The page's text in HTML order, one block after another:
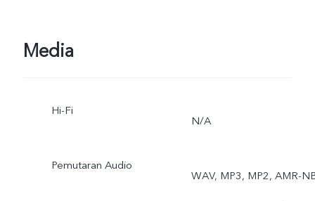
Video
Media
Hi-Fi
N/A
Pemutaran Audio
WAV, MP3, MP2, AMR-